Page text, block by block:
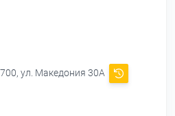
ул. Македония 30А